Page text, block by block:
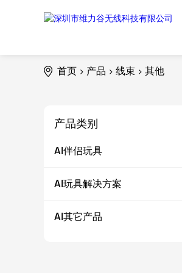
首页 > 产品 > 线束 > 其他
产品类别
AI伴侣玩具
AI玩具解决方案
AI其它产品